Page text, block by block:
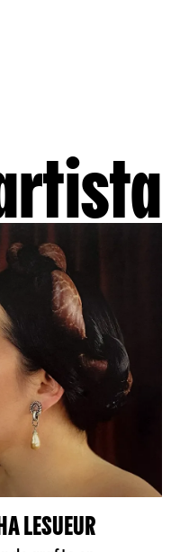
LESUEUR